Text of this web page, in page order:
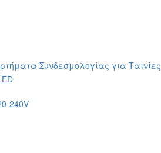
Συνδεσμολογίας για Ταινίες
240V